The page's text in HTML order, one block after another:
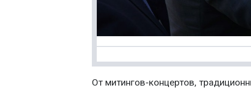
От митингов-концертов,